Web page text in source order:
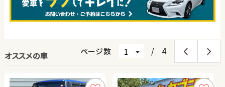
オススメの車 ページ数 / 4